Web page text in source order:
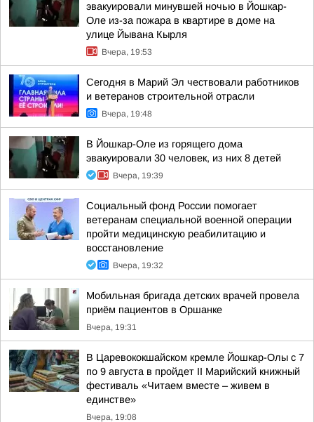
эвакуировали минувшей ночью в Йошкар-
Оле из-за пожара в квартире в доме на
улице Йывана Кырля
Вчера, 19:53
Сегодня в Марий Эл чествовали работников
и ветеранов строительной отрасли
Вчера, 19:48
В Йошкар-Оле из горящего дома
эвакуировали 30 человек, из них 8 детей
Вчера, 19:39
Социальный фонд России помогает
ветеранам специальной военной операции
пройти медицинскую реабилитацию и
восстановление
Вчера, 19:32
Мобильная бригада детских врачей провела
приём пациентов в Оршанке
Вчера, 19:31
В Царевококшайском кремле Йошкар-Олы с 7
по 9 августа в пройдет II Марийский книжный
фестиваль «Читаем вместе – живем в
единстве»
Вчера, 19:08